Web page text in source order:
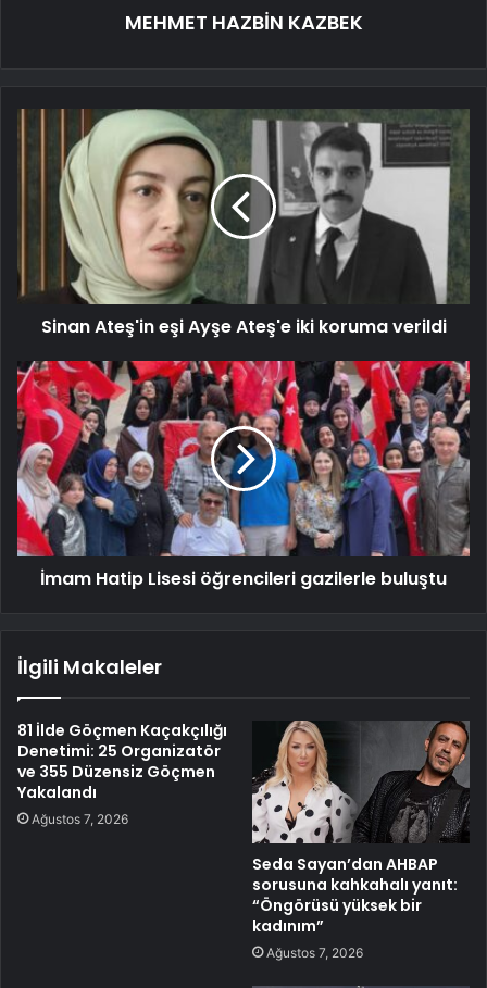
MEHMET HAZBİN KAZBEK
Sinan Ateş'in eşi Ayşe Ateş'e iki koruma verildi
İmam Hatip Lisesi öğrencileri gazilerle buluştu
İlgili Makaleler
81 İlde Göçmen Kaçakçılığı
Denetimi: 25 Organizatör
ve 355 Düzensiz Göçmen
Yakalandı
Ağustos 7, 2026
Seda Sayan’dan AHBAP
sorusuna kahkahalı yanıt:
“Öngörüsü yüksek bir
kadınım”
Ağustos 7, 2026